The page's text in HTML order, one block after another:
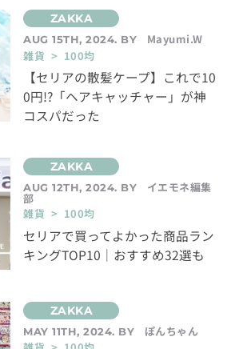
AUG 15TH, 2024. BY
Mayumi.W
雑貨 > 100均
【セリアの散髪ケープ】これで10
0円!?「ヘアキャッチャー」が神
コスパだった
AUG 12TH, 2024. BY イエモネ編集
部
雑貨 > 100均
セリアで買ってよかった商品ラン
キングTOP10｜おすすめ32選も
MAY 11TH, 2024. BY
ぽんちゃん